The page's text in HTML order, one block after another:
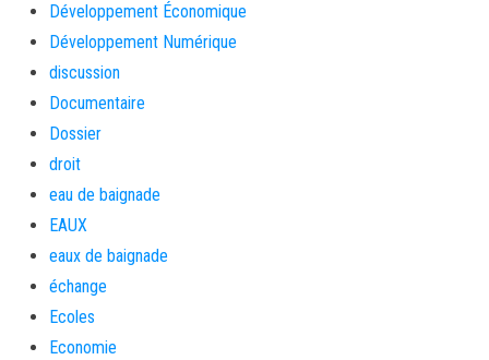
Développement Économique
Développement Numérique
discussion
Documentaire
Dossier
droit
eau de baignade
EAUX
eaux de baignade
échange
Ecoles
Economie